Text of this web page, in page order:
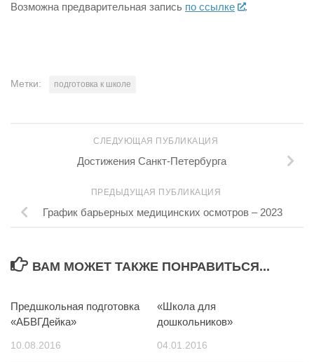
Возможна предварительная запись по ссылке .
Метки: подготовка к школе
СЛЕДУЮЩАЯ ПУБЛИКАЦИЯ
Достижения Санкт-Петербурга
ПРЕДЫДУЩАЯ ПУБЛИКАЦИЯ
График барьерных медицинских осмотров – 2023
ВАМ МОЖЕТ ТАКЖЕ ПОНРАВИТЬСЯ...
Предшкольная подготовка
«АБВГДейка»
10.08.2016
«Школа для
дошкольников»
04.01.2016